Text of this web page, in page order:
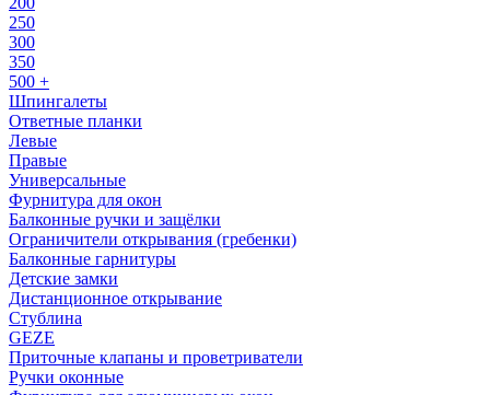
250
300
350
500 +
Шпингалеты
Ответные планки
Левые
Правые
Универсальные
Фурнитура для окон
Балконные ручки и защёлки
Ограничители открывания (гребенки)
Балконные гарнитуры
Детские замки
Дистанционное открывание
Стублина
GEZE
Приточные клапаны и проветриватели
Ручки оконные